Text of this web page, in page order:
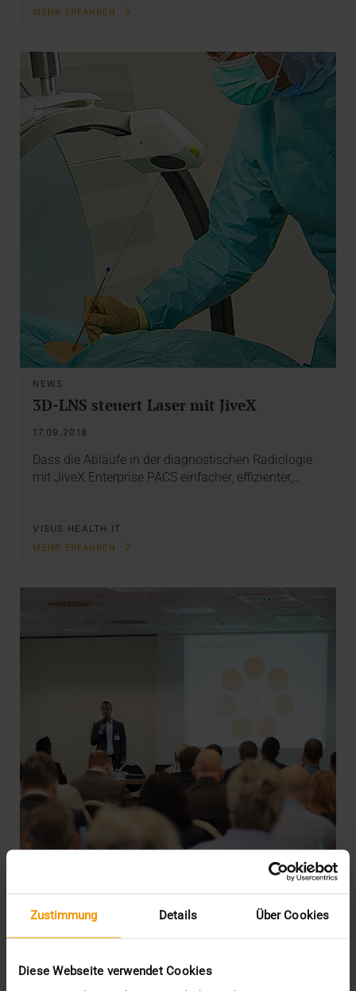
Zustimmung Details Über Cookies
Diese Webseite verwendet Cookies
MEHR ERFAHREN
NEWS
3D-LNS steuert Laser mit JiveX
17.09.2018
Dass die Abläufe in der diagnostischen Radiologie
mit JiveX Enterprise PACS einfacher, effizienter,…
VISUS HEALTH IT
MEHR ERFAHREN
EVENTS·NEWS
Voller Saal, volles Programm
10.09.2018